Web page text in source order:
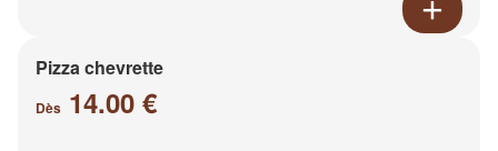
Pizza chevrette
Dès 14.00 €